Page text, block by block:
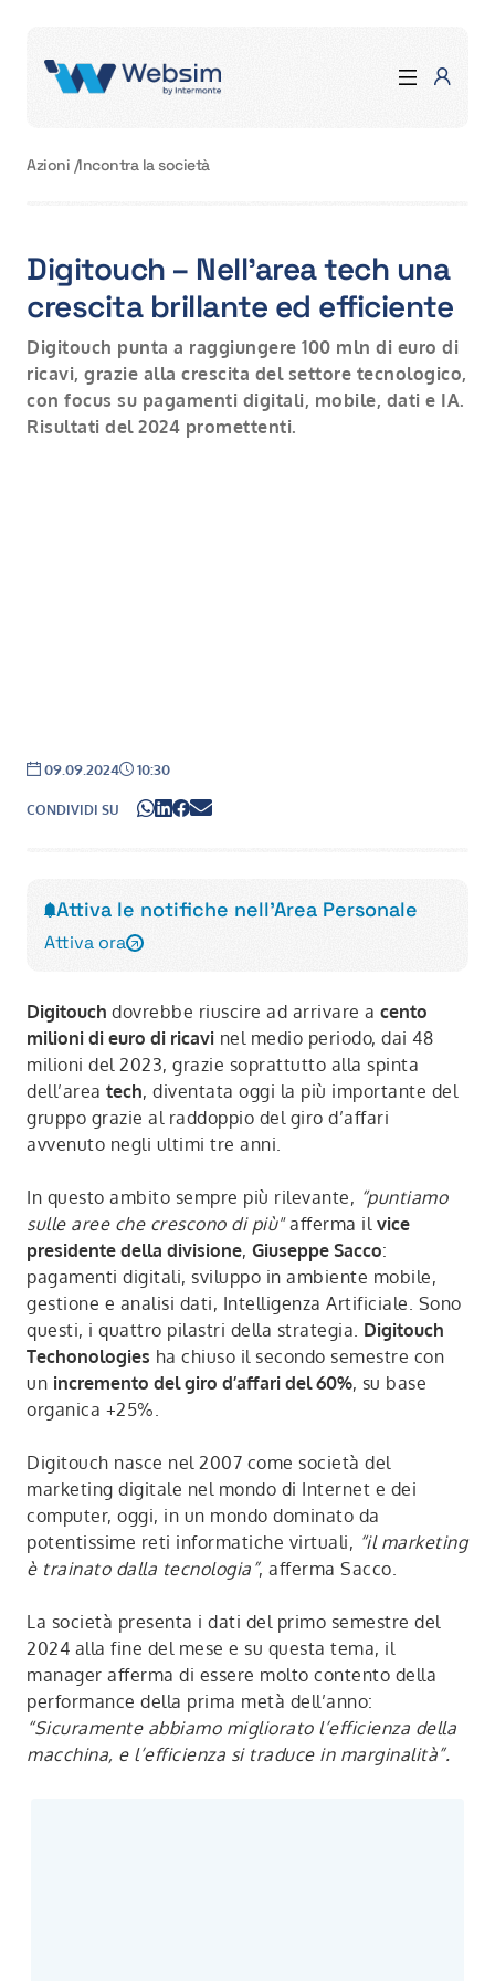
Azioni /Incontra la società
Digitouch – Nell'area tech una
crescita brillante ed efficiente
Digitouch punta a raggiungere 100 mln di euro di
ricavi, grazie alla crescita del settore tecnologico,
con focus su pagamenti digitali, mobile, dati e IA.
Risultati del 2024 promettenti.
Data:
09.09.2024 Ora:
10:30
CONDIVIDI SU WhatsApp
LinkedIn
Facebook
Email
Attiva le notifiche nell'Area Personale
Attiva ora
Digitouch dovrebbe riuscire ad arrivare a cento
milioni di euro di ricavi nel medio periodo, dai 48
milioni del 2023, grazie soprattutto alla spinta
dell’area tech, diventata oggi la più importante del
gruppo grazie al raddoppio del giro d’affari
avvenuto negli ultimi tre anni.
In questo ambito sempre più rilevante, “puntiamo
sulle aree che crescono di più"afferma il vice
presidente della divisione, Giuseppe Sacco:
pagamenti digitali, sviluppo in ambiente mobile,
gestione e analisi dati, Intelligenza Artificiale. Sono
questi, i quattro pilastri della strategia. Digitouch
Techonologies ha chiuso il secondo semestre con
un incremento del giro d’affari del 60%, su base
organica +25%.
Digitouch nasce nel 2007 come società del
marketing digitale nel mondo di Internet e dei
computer, oggi, in un mondo dominato da
potentissime reti informatiche virtuali, “il marketing
è trainato dalla tecnologia”, afferma Sacco.
La società presenta i dati del primo semestre del
2024 alla fine del mese e su questa tema, il
manager afferma di essere molto contento della
performance della prima metà dell’anno:
“Sicuramente abbiamo migliorato l’efficienza della
macchina, e l’efficienza si traduce in marginalità”.